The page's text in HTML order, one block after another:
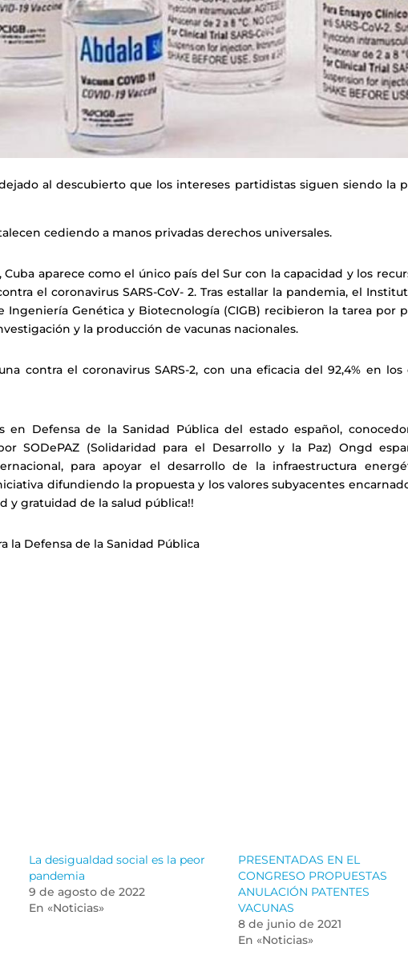
al descubierto que los intereses partidistas siguen siendo la
cediendo a manos privadas derechos universales.
aparece como el único país del Sur con la capacidad y los
el coronavirus SARS-CoV- 2. Tras estallar la pandemia, el
Ingeniería Genética y Biotecnología (CIGB) recibieron la tarea por
y la producción de vacunas nacionales.
contra el coronavirus SARS-2, con una eficacia del 92,4% en los
en Defensa de la Sanidad Pública del estado español,
SODePAZ (Solidaridad para el Desarrollo y la Paz) Ongd
para apoyar el desarrollo de la infraestructura
difundiendo la propuesta y los valores subyacentes
y gratuidad de la salud pública!!
la Defensa de la Sanidad Pública
La desigualdad social es la peor
pandemia
9 de agosto de 2022
En «Noticias»
PRESENTADAS EN EL
CONGRESO PROPUESTAS
ANULACIÓN PATENTES
VACUNAS
8 de junio de 2021
En «Noticias»